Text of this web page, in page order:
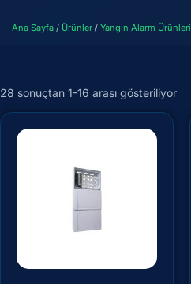
Ana Sayfa / Ürünler / Yangın Alarm Ürünleri
28 sonuçtan 1-16 arası gösteriliyor